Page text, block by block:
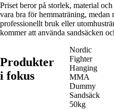
Priset beror på storlek, material
vara bra för hemmaträning, medan
professionellt bruk eller
kommer att använda sandsäcken
Produkter
i fokus
Nordic
Fighter
Hanging
MMA
Dummy
Sandsäck
50kg